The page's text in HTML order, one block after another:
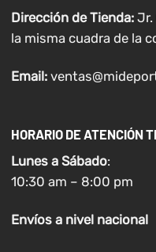
Dirección de Tienda: Jr.
la misma cuadra de la
Email:
HORARIO DE ATENCIÓN
Lunes a Sábado:
10:30 am – 8:00 pm
Envíosa nivel nacional